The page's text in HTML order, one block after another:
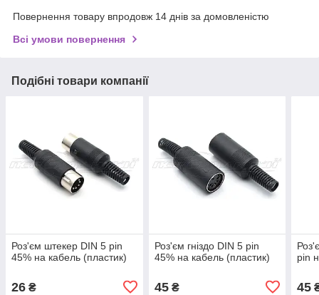
Повернення товару впродовж 14 днів за домовленістю
Всі умови повернення
Подібні товари компанії
Роз'єм штекер DIN 5 pin
45% на кабель (пластик)
26 ₴
Роз'єм гніздо DIN 5 pin
45% на кабель (пластик)
45₴
pin
45